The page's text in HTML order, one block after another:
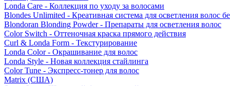
Londa Care - Коллекция по уходу за волосами
Blondes Unlimited - Креативная система для осветления волос
Blondoran Blonding Powder - Препараты для осветления волос
Color Switch - Оттеночная краска прямого действия
Curl & Londa Form - Текстурирование
Londa Color - Окрашивание для волос
Londa Style - Новая коллекция стайлинга
Color Tune - Экспресс-тонер для волос
Matrix (США)